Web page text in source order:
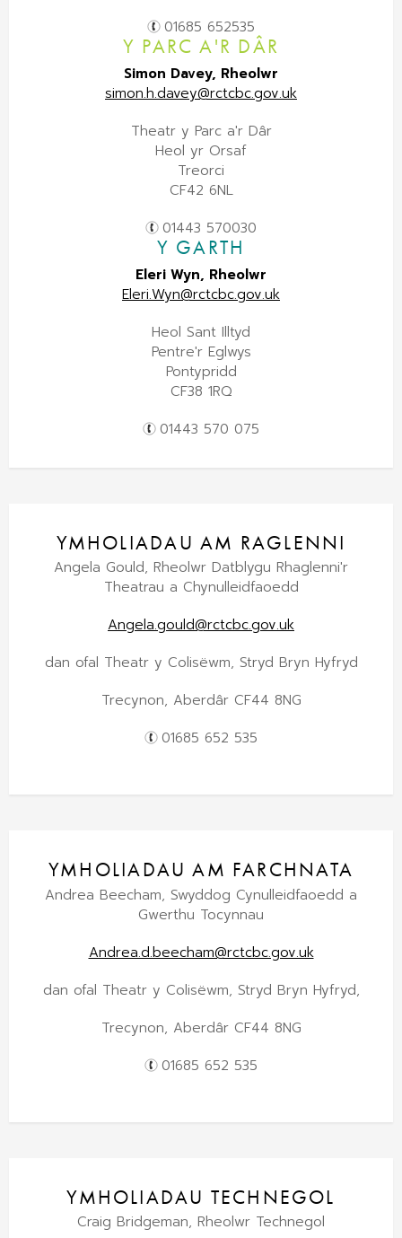
01685 652535
Y PARC A'R DÂR
Simon Davey, Rheolwr
simon.h.davey@rctcbc.gov.uk
Theatr y Parc a'r Dâr
Heol yr Orsaf
Treorci
CF42 6NL
01443 570030
Y GARTH
Eleri Wyn, Rheolwr
Eleri.Wyn@rctcbc.gov.uk
Heol Sant Illtyd
Pentre'r Eglwys
Pontypridd
CF38 1RQ
01443 570 075
YMHOLIADAU AM RAGLENNI
Angela Gould, Rheolwr Datblygu Rhaglenni'r
Theatrau a Chynulleidfaoedd
Angela.gould@rctcbc.gov.uk
dan ofal Theatr y Colisëwm, Stryd Bryn Hyfryd
Trecynon, Aberdâr CF44 8NG
01685 652 535
YMHOLIADAU AM FARCHNATA
Andrea Beecham, Swyddog Cynulleidfaoedd a
Gwerthu Tocynnau
Andrea.d.beecham@rctcbc.gov.uk
dan ofal Theatr y Colisëwm, Stryd Bryn Hyfryd,
Trecynon, Aberdâr CF44 8NG
01685 652 535
YMHOLIADAU TECHNEGOL
Craig Bridgeman, Rheolwr Technegol